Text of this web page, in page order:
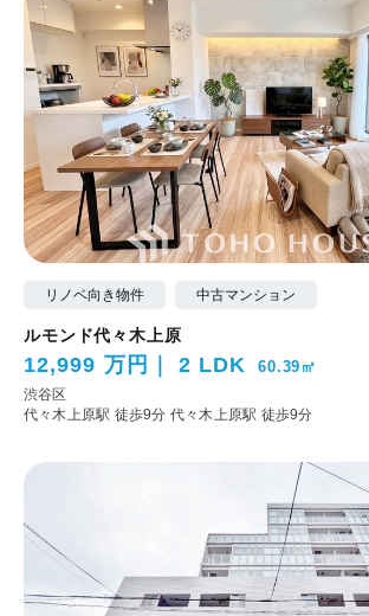
リノベ向き物件 中古マンション
ルモンド代々木上原
12,999 万円 2 LDK 60.39㎡
渋谷区
代々木上原駅 徒歩9分 代々木上原駅 徒歩9分